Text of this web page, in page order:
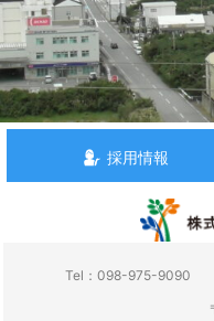
採用情報
Tel：098-975-9090